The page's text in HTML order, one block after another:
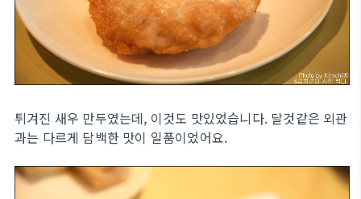
튀겨진 새우 만두였는데, 이것도 맛있었습니다. 달것같은 외관
과는 다르게 담백한 맛이 일품이었어요.